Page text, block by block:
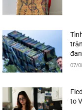
07/
to